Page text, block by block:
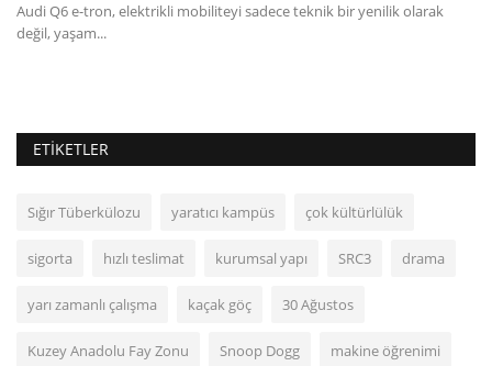
Audi Q6 e-tron, elektrikli mobiliteyi sadece teknik bir yenilik olarak
değil, yaşam...
ETIKETLER
Sığır Tüberkülozu yaratıcı kampüs çok kültürlülük
sigorta hızlı teslimat kurumsal yapı SRC3 drama
yarı zamanlı çalışma kaçak göç 30 Ağustos
Kuzey Anadolu Fay Zonu Snoop Dogg makine öğrenimi